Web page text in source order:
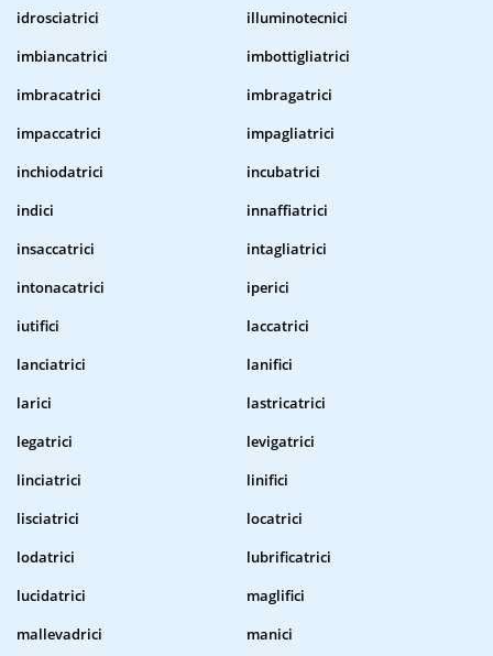
idrosciatrici
illuminotecnici
imbiancatrici
imbottigliatrici
imbracatrici
imbragatrici
impaccatrici
impagliatrici
inchiodatrici
incubatrici
indici
innaffiatrici
insaccatrici
intagliatrici
intonacatrici
iperici
iutifici
laccatrici
lanciatrici
lanifici
larici
lastricatrici
legatrici
levigatrici
linciatrici
linifici
lisciatrici
locatrici
lodatrici
lubrificatrici
lucidatrici
maglifici
mallevadrici
manici